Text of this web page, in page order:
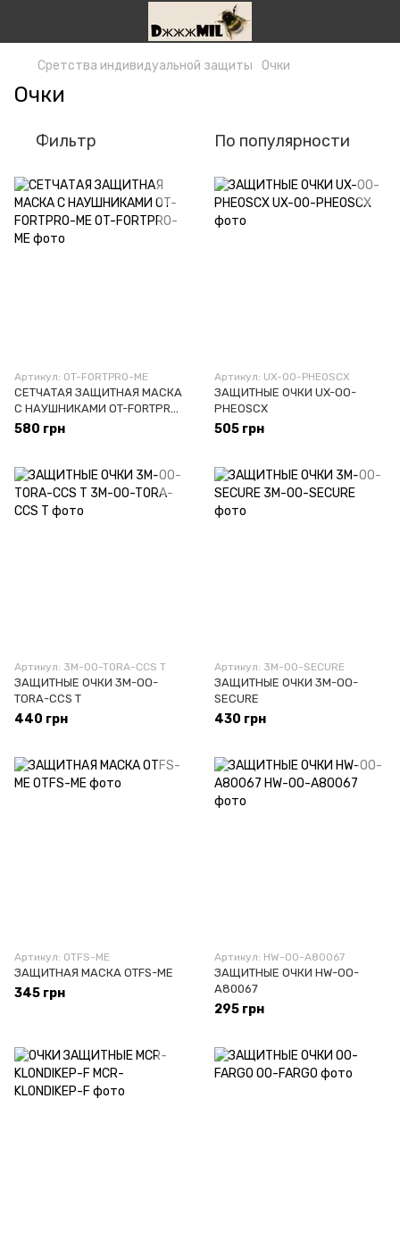
Сретства индивидуальной защиты Очки
Очки
Фильтр По популярности
Артикул: OT-FORTPRO-ME
СЕТЧАТАЯ ЗАЩИТНАЯ МАСКА
С НАУШНИКАМИ OT-FORTPRO-
ME
580 грн
Артикул: UX-OO-PHEOSCX
ЗАЩИТНЫЕ ОЧКИ UX-OO-
PHEOSCX
505 грн
Артикул: 3M-OO-TORA-CCS T
ЗАЩИТНЫЕ ОЧКИ 3M-OO-
TORA-CCS T
440 грн
Артикул: 3M-OO-SECURE
ЗАЩИТНЫЕ ОЧКИ 3M-OO-
SECURE
430 грн
Артикул: OTFS-ME
ЗАЩИТНАЯ МАСКА OTFS-ME
345 грн
Артикул: HW-OO-A80067
ЗАЩИТНЫЕ ОЧКИ HW-OO-
A80067
295 грн